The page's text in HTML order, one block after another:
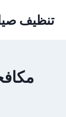
تنظيف